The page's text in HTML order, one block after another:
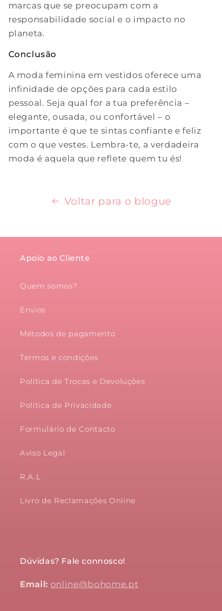
marcas que se preocupam com a
responsabilidade social e o impacto no
planeta.
Conclusão
A moda feminina em vestidos oferece uma
infinidade de opções para cada estilo
pessoal. Seja qual for a tua preferência –
elegante, ousada, ou confortável – o
importante é que te sintas confiante e feliz
com o que vestes. Lembra-te, a verdadeira
moda é aquela que reflete quem tu és!
Voltar para o blogue
Apoio ao Cliente
Quem somos?
Envios
Métodos de pagamento
Termos e condições
Política de Trocas e Devoluções
Política de Privacidade
Formulário de Contacto
Aviso Legal
R.A.L
Livro de Reclamações Online
Dúvidas? Fale connosco!
Email: online@bohome.pt